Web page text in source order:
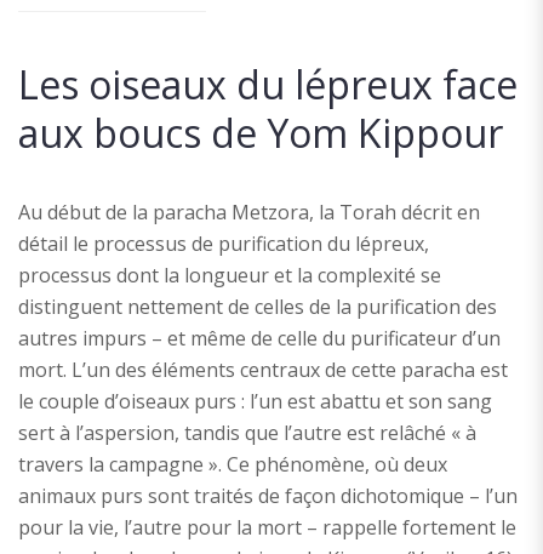
Les oiseaux du lépreux face
aux boucs de Yom Kippour
Au début de la paracha Metzora, la Torah décrit en
détail le processus de purification du lépreux,
processus dont la longueur et la complexité se
distinguent nettement de celles de la purification des
autres impurs – et même de celle du purificateur d’un
mort. L’un des éléments centraux de cette paracha est
le couple d’oiseaux purs : l’un est abattu et son sang
sert à l’aspersion, tandis que l’autre est relâché « à
travers la campagne ». Ce phénomène, où deux
animaux purs sont traités de façon dichotomique – l’un
pour la vie, l’autre pour la mort – rappelle fortement le